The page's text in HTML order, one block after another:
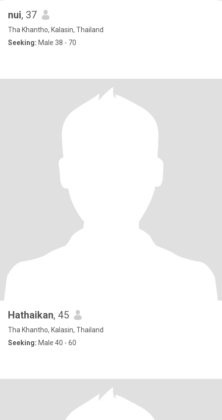
nui, 37
Tha Khantho, Kalasin, Thailand
Seeking: Male 38 - 70
Hathaikan, 45
Tha Khantho, Kalasin, Thailand
Seeking: Male 40 - 60